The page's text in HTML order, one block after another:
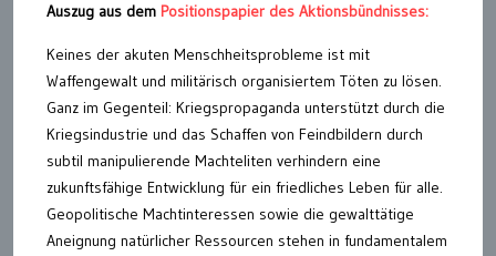
Auszug aus dem Positionspapier des Aktionsbündnisses:
Keines der akuten Menschheitsprobleme ist mit
Waffengewalt und militärisch organisiertem Töten zu lösen.
Ganz im Gegenteil: Kriegspropaganda unterstützt durch die
Kriegsindustrie und das Schaffen von Feindbildern durch
subtil manipulierende Machteliten verhindern eine
zukunftsfähige Entwicklung für ein friedliches Leben für alle.
Geopolitische Machtinteressen sowie die gewalttätige
Aneignung natürlicher Ressourcen stehen in fundamentalem